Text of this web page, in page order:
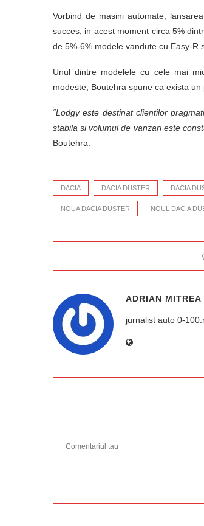
Vorbind de masini automate,
succes, in acest moment circa 5%
de 5%-6% modele vandute cu Easy-R
Unul dintre modelele cu cele mai
modeste, Boutehra spune ca exista
“Lodgy este destinat clientilor
stabila si volumul de vanzari este
Boutehra.
DACIA DACIA DUSTER DACIA
NOUA DACIA DUSTER NOUL DACIA
ADRIAN MITREA
jurnalist auto 0-